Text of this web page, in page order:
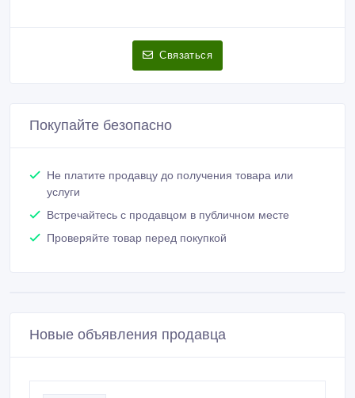
Связаться
Покупайте безопасно
Не платите продавцу до получения товара или
услуги
Встречайтесь с продавцом в публичном месте
Проверяйте товар перед покупкой
Новые объявления продавца